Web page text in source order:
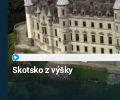
Skotsko z výšky